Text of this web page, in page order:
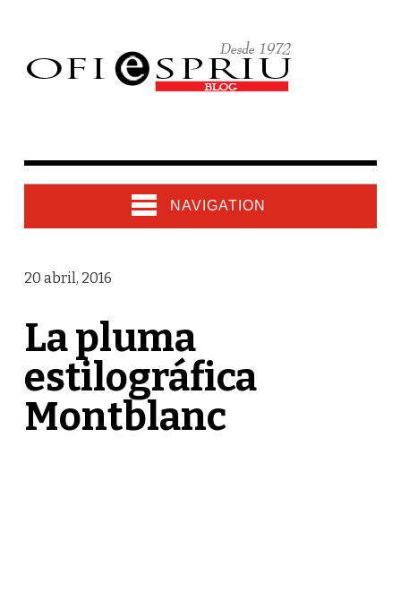
NAVIGATION
20 abril, 2016
La pluma
estilográfica
Montblanc